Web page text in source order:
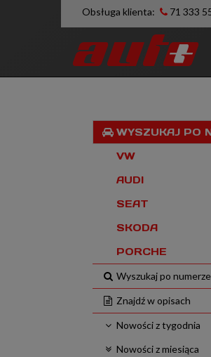
Obsługa klienta: 71 333
WYSZUKAJ PO
VW
AUDI
SEAT
SKODA
PORCHE
Wyszukaj po
Znajdź w opisach
Nowości z tygodnia
Nowości z miesiąca